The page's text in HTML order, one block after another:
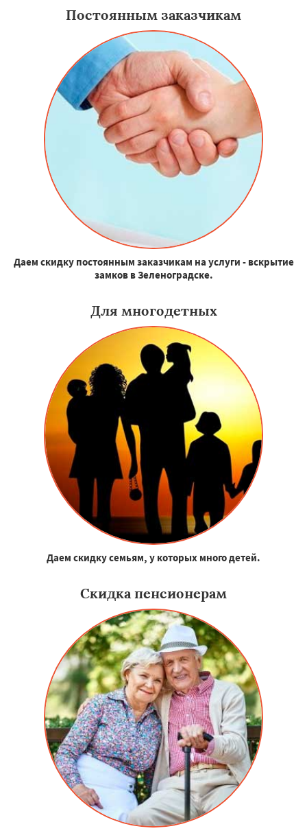
Постоянным заказчикам
Даем скидку постоянным заказчикам на услуги - вскрытие
замков в Зеленоградске.
Для многодетных
Даем скидку семьям, у которых много детей.
Скидка пенсионерам